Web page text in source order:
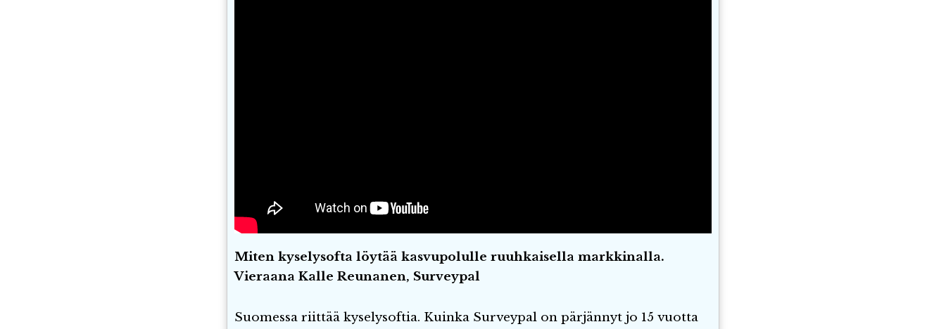
Miten kyselysofta löytää kasvupolulle ruuhkaisella markkinalla.
Vieraana Kalle Reunanen, Surveypal
Suomessa riittää kyselysoftia. Kuinka Surveypal on pärjännyt jo 15 vuotta